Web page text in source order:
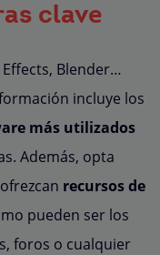
clave
Blender…
incluye los
más utilizados
Además, opta
recursos de
pueden ser los
foros o cualquier